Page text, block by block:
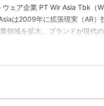
ェア企業 PT Wir Asia Tbk（
は2009年に拡張現実（AR）
領域を拡大。ブランドが現代
（93.89%）…